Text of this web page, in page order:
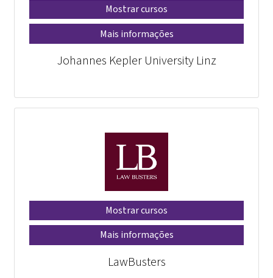
Mostrar cursos
Mais informações
Johannes Kepler University Linz
Mostrar cursos
Mais informações
LawBusters